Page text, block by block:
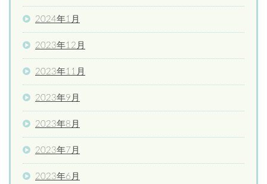
2024年1月
2023年12月
2023年11月
2023年9月
2023年8月
2023年7月
2023年6月